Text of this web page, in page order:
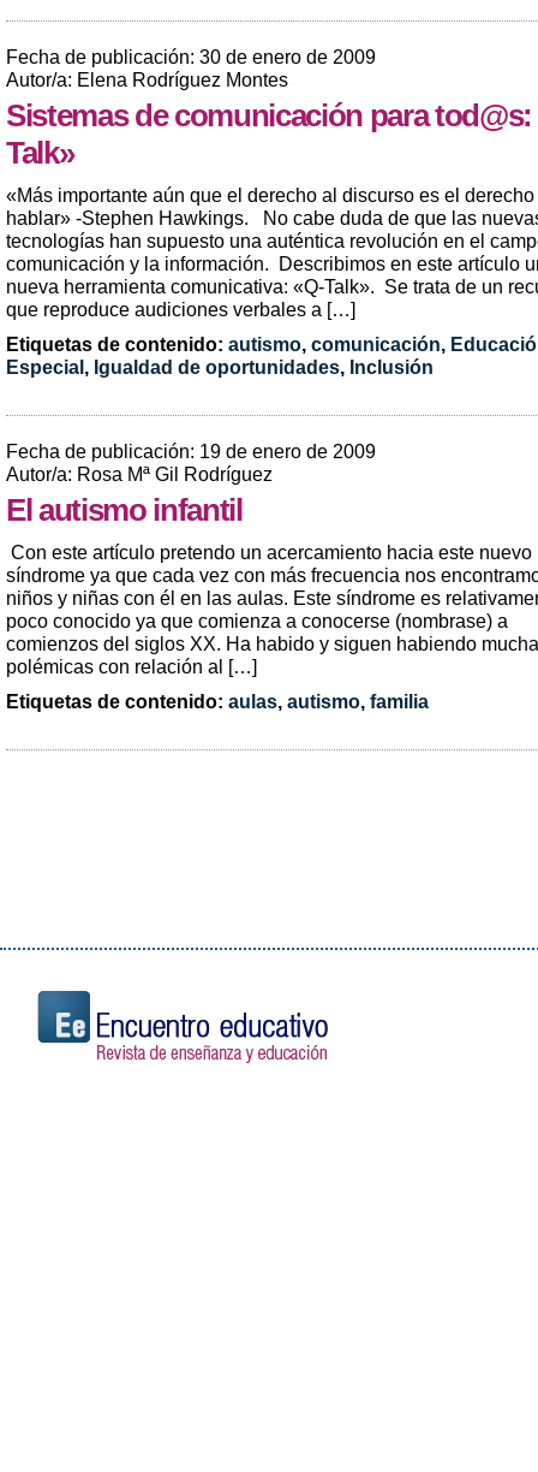
Fecha de publicación: 30 de enero de 2009
Autor/a: Elena Rodríguez Montes
Sistemas de comunicación para tod@s:
Talk»
«Más importante aún que el derecho al discurso es el derecho
hablar» -Stephen Hawkings. No cabe duda de que las
tecnologías han supuesto una auténtica revolución en el
comunicación y la información. Describimos en este artículo
nueva herramienta comunicativa: «Q-Talk». Se trata de un
que reproduce audiciones verbales a […]
Etiquetas de contenido: autismo, comunicación,
Especial, Igualdad de oportunidades, Inclusión
Fecha de publicación: 19 de enero de 2009
Autor/a: Rosa Mª Gil Rodríguez
El autismo infantil
Con este artículo pretendo un acercamiento hacia este nuevo
síndrome ya que cada vez con más frecuencia nos
niños y niñas con él en las aulas. Este síndrome es
poco conocido ya que comienza a conocerse (nombrase) a
comienzos del siglos XX. Ha habido y siguen habiendo
polémicas con relación al […]
Etiquetas de contenido: aulas, autismo, familia